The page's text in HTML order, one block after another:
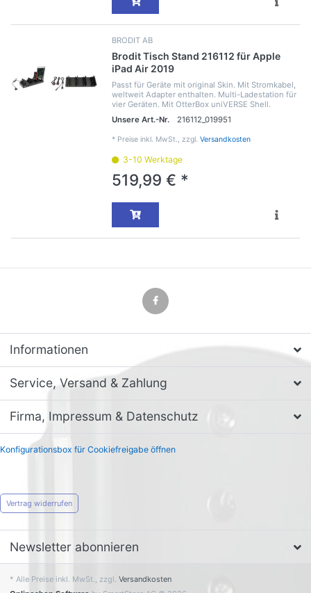
BRODIT AB
Brodit Tisch Stand 216112 für Apple
iPad Air 2019
Passt für Geräte mit original Skin. Mit Stromkabel,
weltweit Adapter enthalten. Multi-Ladestation für
vier Geräten. Mit OtterBox uniVERSE Shell.
Unsere Art.-Nr.
216112_019951
* Preise inkl. MwSt., zzgl. Versandkosten
3-10 Werktage
519,99 € *
Informationen
Service, Versand & Zahlung
Firma, Impressum & Datenschutz
Konfigurationsbox für Cookiefreigabe öffnen
Vertrag widerrufen
Newsletter abonnieren
* Alle Preise inkl. MwSt., zzgl. Versandkosten